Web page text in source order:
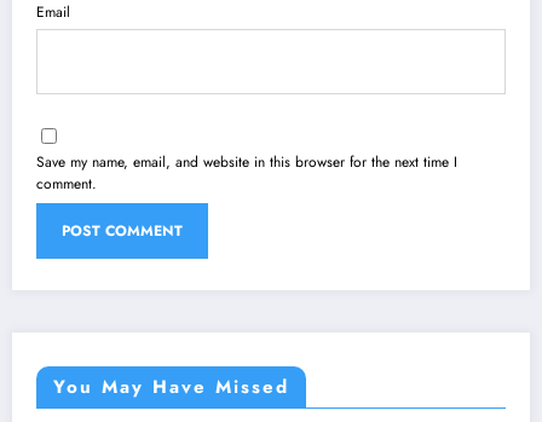
Email
Save my name, email, and website in this browser for the next time I
comment.
You May Have Missed